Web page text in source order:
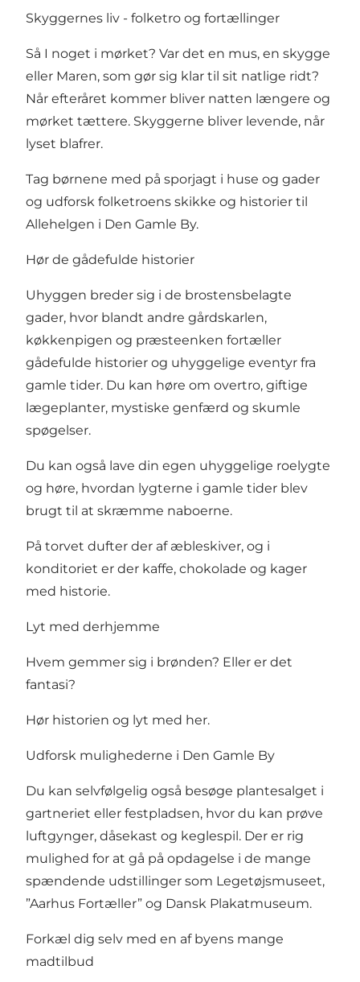
Skyggernes liv - folketro og fortællinger
Så I noget i mørket? Var det en mus, en skygge
eller Maren, som gør sig klar til sit natlige ridt?
Når efteråret kommer bliver natten længere og
mørket tættere. Skyggerne bliver levende, når
lyset blafrer.
Tag børnene med på sporjagt i huse og gader
og udforsk folketroens skikke og historier til
Allehelgen i Den Gamle By.
Hør de gådefulde historier
Uhyggen breder sig i de brostensbelagte
gader, hvor blandt andre gårdskarlen,
køkkenpigen og præsteenken fortæller
gådefulde historier og uhyggelige eventyr fra
gamle tider. Du kan høre om overtro, giftige
lægeplanter, mystiske genfærd og skumle
spøgelser.
Du kan også lave din egen uhyggelige roelygte
og høre, hvordan lygterne i gamle tider blev
brugt til at skræmme naboerne.
På torvet dufter der af æbleskiver, og i
konditoriet er der kaffe, chokolade og kager
med historie.
Lyt med derhjemme
Hvem gemmer sig i brønden? Eller er det
fantasi?
Hør historien og lyt med her.
Udforsk mulighederne i Den Gamle By
Du kan selvfølgelig også besøge plantesalget i
gartneriet eller festpladsen, hvor du kan prøve
luftgynger, dåsekast og keglespil. Der er rig
mulighed for at gå på opdagelse i de mange
spændende udstillinger som Legetøjsmuseet,
”Aarhus Fortæller” og Dansk Plakatmuseum.
Forkæl dig selv med en af byens mange
madtilbud